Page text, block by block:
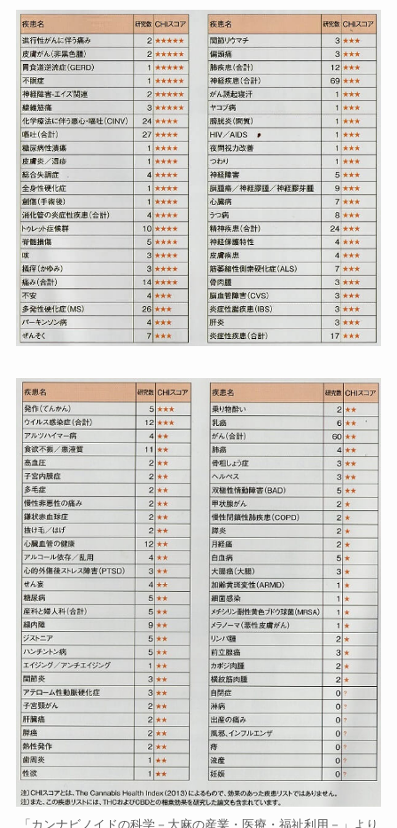
「カンナビノイドの科学－大麻の産業・医療・福祉利用－」より